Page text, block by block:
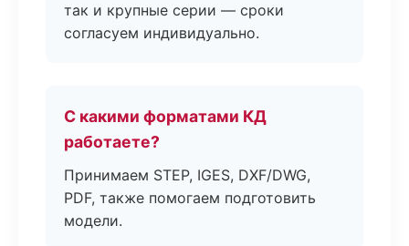
так и крупные серии — сроки
согласуем индивидуально.
С какими форматами КД
работаете?
Принимаем STEP, IGES, DXF/DWG,
PDF, также помогаем подготовить
модели.